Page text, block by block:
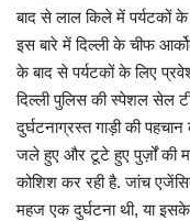
बाद से लाल किले में पर्यटकों
इस बारे में दिल्ली के चीफ
के बाद से पर्यटकों के लिए
दिल्ली पुलिस की स्पेशल सेल
दुर्घटनाग्रस्त गाड़ी की
जले हुए और टूटे हुए पुर्ज़ों की
कोशिश कर रही है. जांच
महज एक दुर्घटना थी, या